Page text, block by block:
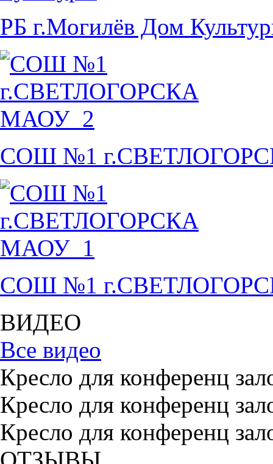
РБ г.Могилёв Дом
СОШ №1
СОШ №1
ВИДЕО
Все видео
Кресло для конференц
Кресло для конференц
Кресло для конференц